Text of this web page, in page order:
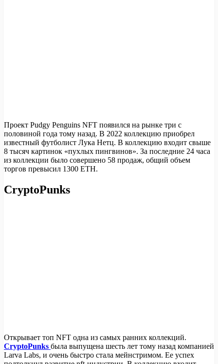
Проект Pudgy Penguins NFT появился на рынке три с
половиной года тому назад. В 2022 коллекцию приобрел
известный футболист Лука Нетц. В коллекцию входит свыше
8 тысяч картинок «пухлых пингвинов». За последние 24 часа
из коллекции было совершено 58 продаж, общий объем
торгов превысил 1300 ETH.
CryptoPunks
Открывает топ NFT одна из самых ранних коллекций.
CryptoPunks была выпущена шесть лет тому назад компанией
Larva Labs, и очень быстро стала мейнстримом. Ее успех